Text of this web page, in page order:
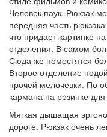
Человек паук. Рюкзак
передняя часть
что придает картинке
отделения. В самом
Сюда же поместятся
Второе отделение
прочей мелочевки. По
кармана на резинке
Мягкая дышащая
дороге. Рюкзак очень